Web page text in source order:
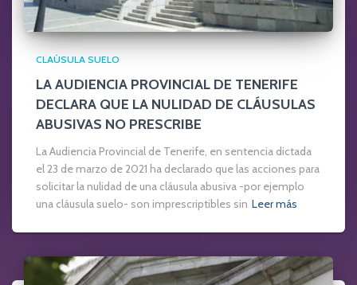
CLAÚSULA SUELO
LA AUDIENCIA PROVINCIAL DE TENERIFE
DECLARA QUE LA NULIDAD DE CLÁUSULAS
ABUSIVAS NO PRESCRIBE
La Audiencia Provincial de Tenerife, en sentencia dictada
el 23 de marzo de 2021 ha declarado que las acciones para
solicitar la nulidad de una cláusula abusiva -por ejemplo
una cláusula suelo- son imprescriptibles sin Leer más